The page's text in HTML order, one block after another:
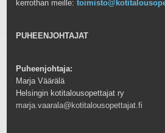
kerrothan meille:
PUHEENJOHTAJAT
Puheenjohtaja:
Marja Väärälä
Helsingin kotitalousopettajat ry
marja.vaarala@kotitalousopettajat.fi